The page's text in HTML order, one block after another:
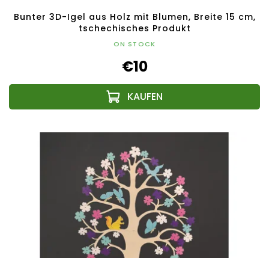
Bunter 3D-Igel aus Holz mit Blumen, Breite 15 cm,
tschechisches Produkt
ON STOCK
€10